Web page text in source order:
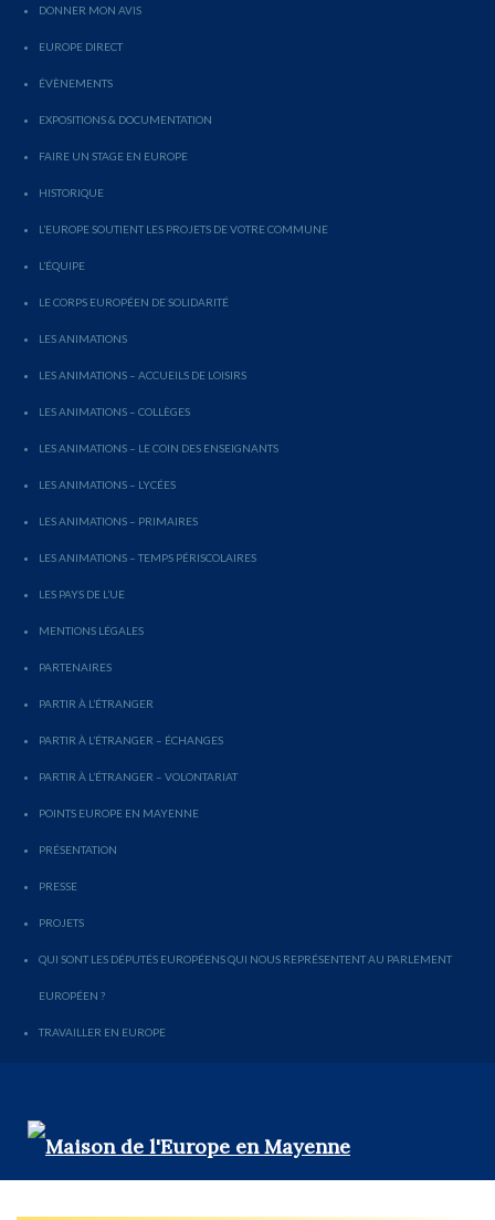
DONNER MON AVIS
EUROPE DIRECT
ÉVÈNEMENTS
EXPOSITIONS & DOCUMENTATION
FAIRE UN STAGE EN EUROPE
HISTORIQUE
L’EUROPE SOUTIENT LES PROJETS DE VOTRE COMMUNE
L’ÉQUIPE
LE CORPS EUROPÉEN DE SOLIDARITÉ
LES ANIMATIONS
LES ANIMATIONS – ACCUEILS DE LOISIRS
LES ANIMATIONS – COLLÈGES
LES ANIMATIONS – LE COIN DES ENSEIGNANTS
LES ANIMATIONS – LYCÉES
LES ANIMATIONS – PRIMAIRES
LES ANIMATIONS – TEMPS PÉRISCOLAIRES
LES PAYS DE L’UE
MENTIONS LÉGALES
PARTENAIRES
PARTIR À L’ÉTRANGER
PARTIR À L’ÉTRANGER – ÉCHANGES
PARTIR À L’ÉTRANGER – VOLONTARIAT
POINTS EUROPE EN MAYENNE
PRÉSENTATION
PRESSE
PROJETS
QUI SONT LES DÉPUTÉS EUROPÉENS QUI NOUS REPRÉSENTENT AU PARLEMENT
EUROPÉEN ?
TRAVAILLER EN EUROPE